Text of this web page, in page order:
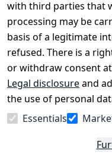
with third parties that
processing may be
basis of a legitimate
refused. There is a
or withdraw consent
Legal disclosureand
the use of personal
Essentials
Privacy Policy
Declaration of
accessibility
Cancellation
rights
Withdraw
from